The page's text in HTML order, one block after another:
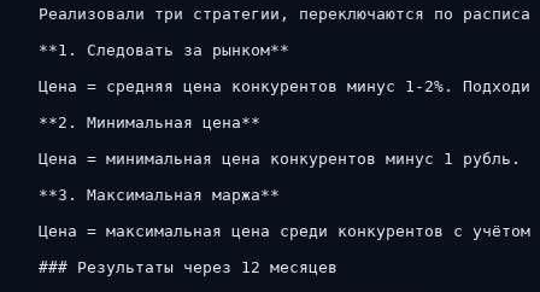
Реализовали три стратегии, переключаются по
**1. Следовать за рынком**
Цена = средняя цена конкурентов минус 1-2%.
**2. Минимальная цена**
Цена = минимальная цена конкурентов минус 1 рубль.
**3. Максимальная маржа**
Цена = максимальная цена среди конкурентов с
### Результаты через 12 месяцев